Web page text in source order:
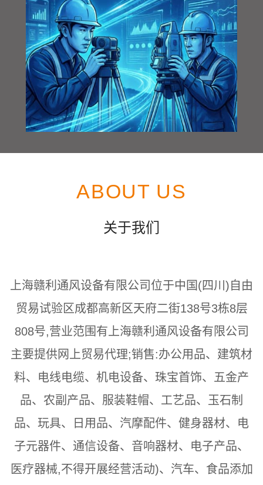
ABOUT US
关于我们
上海赣利通风设备有限公司位于中国(四川)自由
贸易试验区成都高新区天府二街138号3栋8层
808号,营业范围有上海赣利通风设备有限公司
主要提供网上贸易代理;销售:办公用品、建筑材
料、电线电缆、机电设备、珠宝首饰、五金产
品、农副产品、服装鞋帽、工艺品、玉石制
品、玩具、日用品、汽摩配件、健身器材、电
子元器件、通信设备、音响器材、电子产品、
医疗器械,不得开展经营活动)、汽车、食品添加